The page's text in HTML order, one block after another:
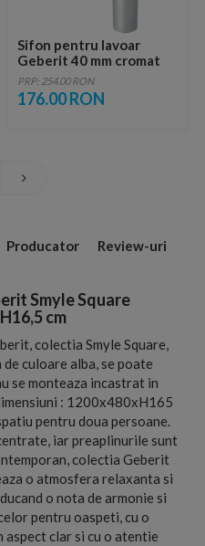
Sifon pentru lavoar
Geberit 40 mm cromat
PRP: 254.00 RON
176.00 RON
Producator Review-uri
Smyle Square
cm
colectia Smyle Square,
culoare alba, se poate
se monteaza incastrat in
: 1200x480xH165
pentru doua persoane.
iar preaplinurile sunt
colectia Geberit
o atmosfera relaxanta si
o nota de armonie si
pentru oaspeti, cu o
aspect clar si cu o atentie